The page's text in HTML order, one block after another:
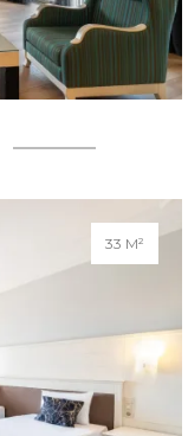
33 M²